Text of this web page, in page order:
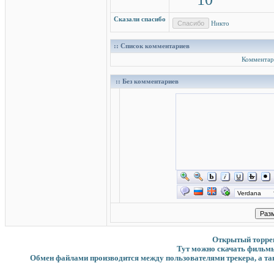
Сказали спасибо
Никто
:: Список комментариев
:: Без комментариев
Открытый
Тут можно скачать
Обмен файлами производится между пользователями трекера, а